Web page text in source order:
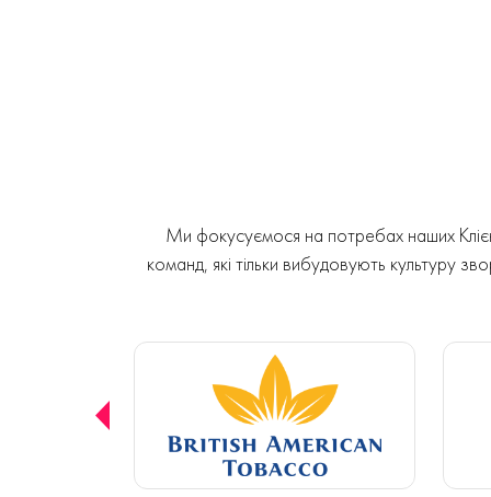
Ми фокусуємося на потребах наших
команд, які тільки вибудовують культуру